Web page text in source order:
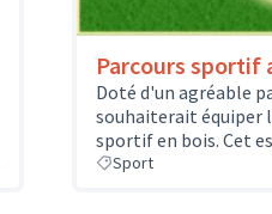
Parcours sportif
Doté d'un agréable
souhaiterait équiper
sportif en bois. Cet
Sport